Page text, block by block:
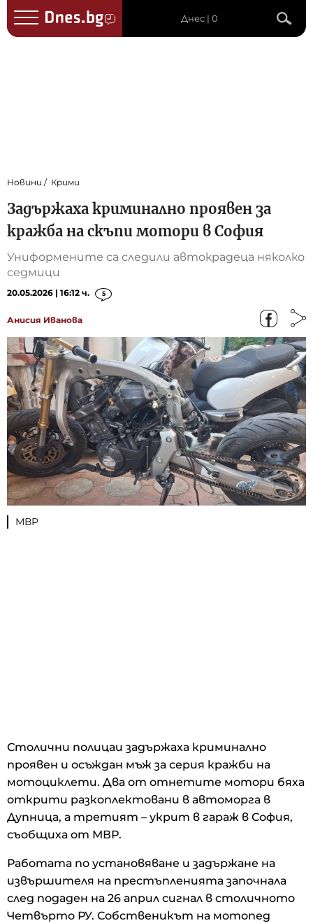
Днес | 0
Новини Крими
Задържаха криминално проявен за
кражба на скъпи мотори в София
Униформените са следили автокрадеца няколко
седмици
20.05.2026 | 16:12 ч. 5
Анисия Иванова
МВР
Столични полицаи задържаха криминално
проявен и осъждан мъж за серия кражби на
мотоциклети. Два от отнетите мотори бяха
открити разкоплектовани в автоморга в
Дупница, а третият – укрит в гараж в София,
съобщиха от МВР.
Работата по установяване и задържане на
извършителя на престъпленията започнала
след подаден на 26 април сигнал в столичното
Четвърто РУ. Собственикът на мотопед